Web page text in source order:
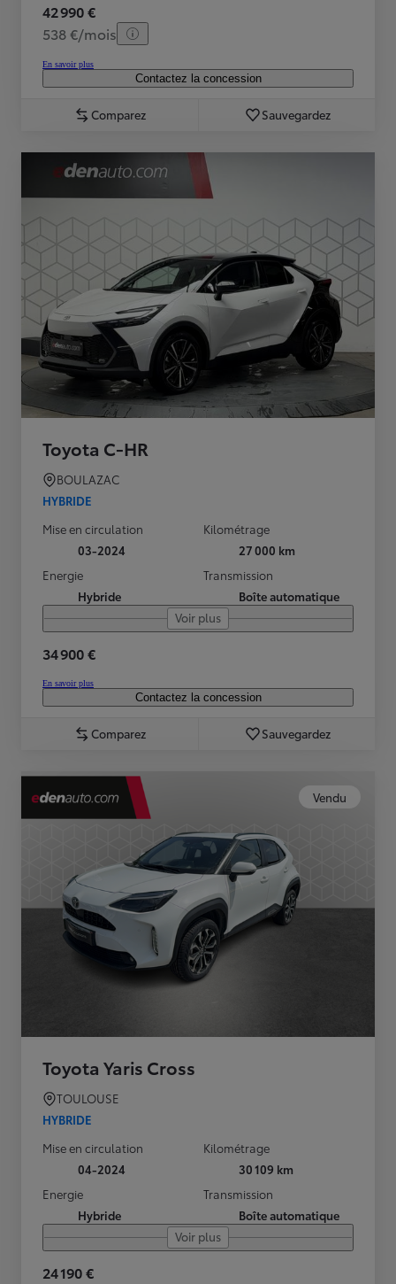
42 990 €
538 €/mois
En savoir plus
Contactez la concession
Comparez Sauvegardez
Toyota C-HR
BOULAZAC
HYBRIDE
Mise en circulation
03-2024
Kilométrage
27 000 km
Energie
Hybride
Transmission
Boîte automatique
Voir plus
34 900 €
En savoir plus
Contactez la concession
Comparez Sauvegardez
Vendu
Toyota Yaris Cross
TOULOUSE
HYBRIDE
Mise en circulation
04-2024
Kilométrage
30 109 km
Energie
Hybride
Transmission
Boîte automatique
Voir plus
24 190 €